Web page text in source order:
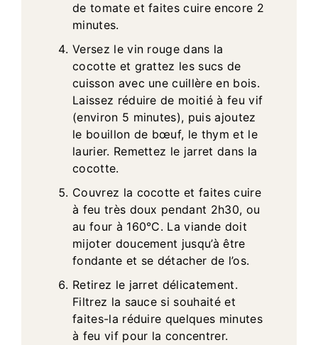
de tomate et faites cuire encore 2
minutes.
Versez le vin rouge dans la
cocotte et grattez les sucs de
cuisson avec une cuillère en bois.
Laissez réduire de moitié à feu vif
(environ 5 minutes), puis ajoutez
le bouillon de bœuf, le thym et le
laurier. Remettez le jarret dans la
cocotte.
Couvrez la cocotte et faites cuire
à feu très doux pendant 2h30, ou
au four à 160°C. La viande doit
mijoter doucement jusqu’à être
fondante et se détacher de l’os.
Retirez le jarret délicatement.
Filtrez la sauce si souhaité et
faites-la réduire quelques minutes
à feu vif pour la concentrer.